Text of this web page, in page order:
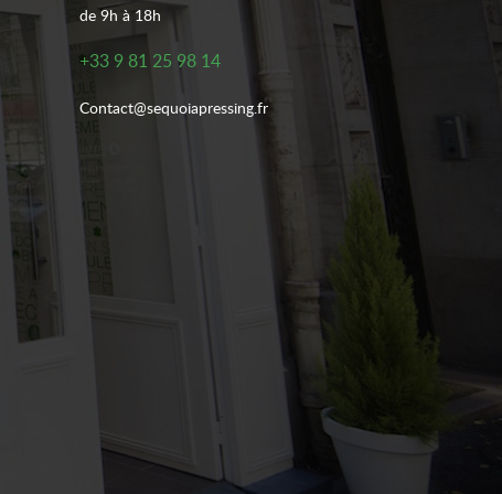
de 9h à 18h
+33 9 81 25 98 14
Contact@sequoiapressing.fr